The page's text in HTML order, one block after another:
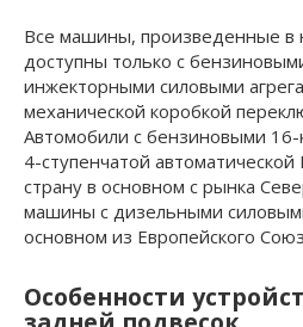
Все машины, произведенные в
доступны только с
инжекторными силовыми
механической коробкой
Автомобили с бензиновыми
4-ступенчатой
страну в основном с рынка
машины с дизельными
основном из Европейского
Особенности